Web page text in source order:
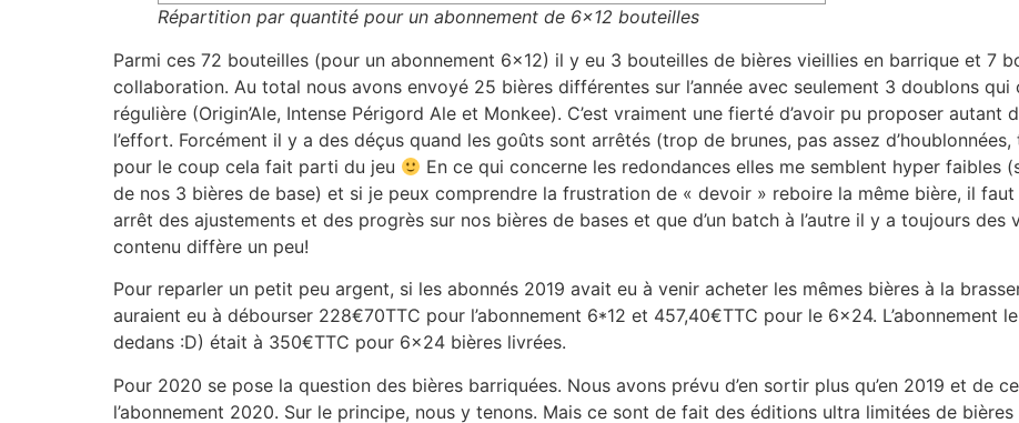
Répartition par quantité pour un abonnement de 6×12 bouteilles
Parmi ces 72 bouteilles (pour un abonnement 6×12) il y eu 3 bouteilles de bières vieillies en barrique et 7
collaboration. Au total nous avons envoyé 25 bières différentes sur l’année avec seulement 3 doublons
régulière (Origin’Ale, Intense Périgord Ale et Monkee). C’est vraiment une fierté d’avoir pu proposer
l’effort. Forcément il y a des déçus quand les goûts sont arrêtés (trop de brunes, pas assez
pour le coup cela fait parti du jeu
En ce qui concerne les redondances elles me semblent hyper faibles
de nos 3 bières de base) et si je peux comprendre la frustration de « devoir » reboire la même bière, il
arrêt des ajustements et des progrès sur nos bières de bases et que d’un batch à l’autre il y a toujours des
contenu diffère un peu!
Pour reparler un petit peu argent, si les abonnés 2019 avait eu à venir acheter les mêmes bières à la
auraient eu à débourser 228€70TTC pour l’abonnement 6*12 et 457,40€TTC pour le 6×24. L’abonnement
dedans :D) était à 350€TTC pour 6×24 bières livrées.
Pour 2020 se pose la question des bières barriquées. Nous avons prévu d’en sortir plus qu’en 2019 et de
l’abonnement 2020. Sur le principe, nous y tenons. Mais ce sont de fait des éditions ultra limitées de